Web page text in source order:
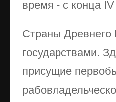
время - с конца
Страны Древнего
государствами.
присущие